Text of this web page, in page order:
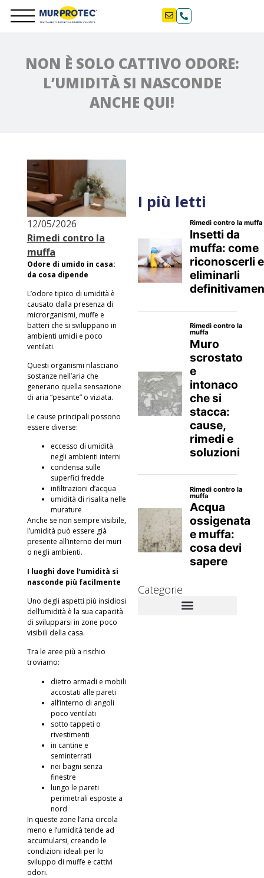
NON È SOLO CATTIVO ODORE:
L’UMIDITÀ SI NASCONDE
ANCHE QUI!
12/05/2026
Rimedi contro la
muffa
Odore di umido in casa:
da cosa dipende
L’odore tipico di umidità è
causato dalla presenza di
microrganismi, muffe e
batteri che si sviluppano in
ambienti umidi e poco
ventilati.
Questi organismi rilasciano
sostanze nell’aria che
generano quella sensazione
di aria “pesante” o viziata.
Le cause principali possono
essere diverse:
eccesso di umidità
negli ambienti interni
condensa sulle
superfici fredde
infiltrazioni d’acqua
umidità di risalita nelle
murature
Anche se non sempre visibile,
l’umidità può essere già
presente all’interno dei muri
o negli ambienti.
I luoghi dove l’umidità si
nasconde più facilmente
Uno degli aspetti più insidiosi
dell’umidità è la sua capacità
di svilupparsi in zone poco
visibili della casa.
Tra le aree più a rischio
troviamo:
dietro armadi e mobili
accostati alle pareti
all’interno di angoli
poco ventilati
sotto tappeti o
rivestimenti
in cantine e
seminterrati
nei bagni senza
finestre
lungo le pareti
perimetrali esposte a
nord
In queste zone l’aria circola
meno e l’umidità tende ad
accumularsi, creando le
condizioni ideali per lo
sviluppo di muffe e cattivi
odori.
I più letti
Categorie